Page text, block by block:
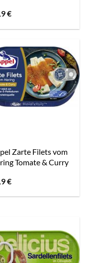
€
Zarte Filets vom
Tomate & Curry
€